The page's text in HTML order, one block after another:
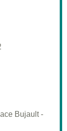
Bujault -